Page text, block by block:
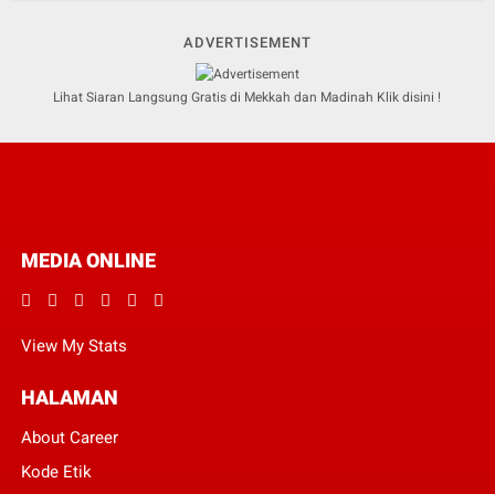
ADVERTISEMENT
Lihat Siaran Langsung Gratis di Mekkah dan Madinah Klik disini !
MEDIA ONLINE
View My Stats
HALAMAN
About Career
Kode Etik